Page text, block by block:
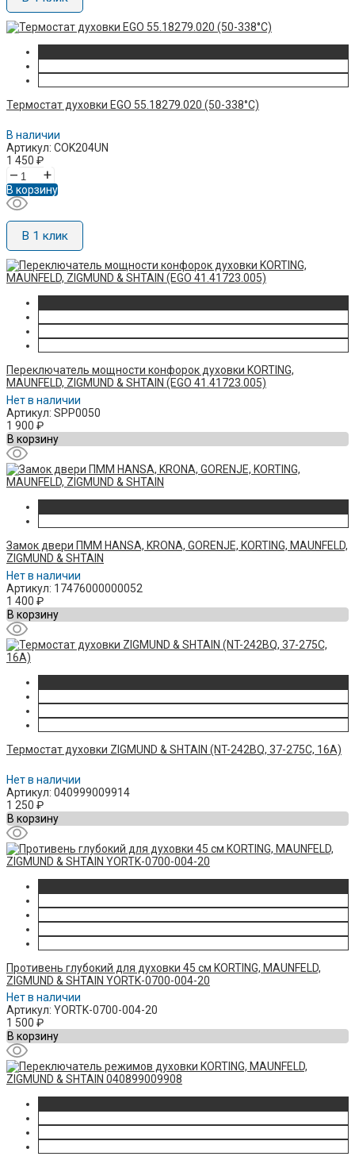
Термостат духовки EGO 55.18279.020 (50-338°C)
В наличии
Артикул: COK204UN
1 450 ₽
– +
В корзину
В 1 клик
Переключатель мощности конфорок духовки KORTING,
MAUNFELD, ZIGMUND & SHTAIN (EGO 41.41723.005)
Нет в наличии
Артикул: SPP0050
1 900 ₽
В корзину
Замок двери ПММ HANSA, KRONA, GORENJE, KORTING, MAUNFELD,
ZIGMUND & SHTAIN
Нет в наличии
Артикул: 17476000000052
1 400 ₽
В корзину
Термостат духовки ZIGMUND & SHTAIN (NT-242BQ, 37-275C, 16A)
Нет в наличии
Артикул: 040999009914
1 250 ₽
В корзину
Противень глубокий для духовки 45 см KORTING, MAUNFELD,
ZIGMUND & SHTAIN YORTK-0700-004-20
Нет в наличии
Артикул: YORTK-0700-004-20
1 500 ₽
В корзину